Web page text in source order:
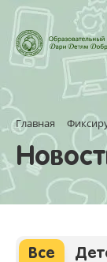
Главная
Все